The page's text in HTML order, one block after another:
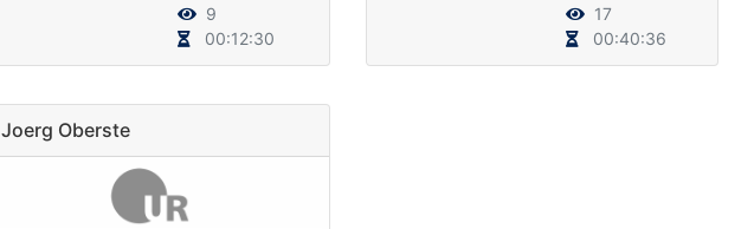
9
00:12:30
17
00:40:36
Joerg Oberste